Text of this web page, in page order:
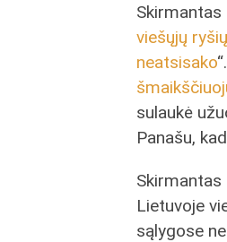
Skirmantas
viešųjų
neatsisako
sulaukė
Panašu,
Lietuvoje
sąlygose